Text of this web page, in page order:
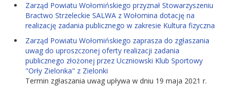
Zarząd Powiatu Wołomińskiego przyznał Stowarzyszeniu
Bractwo Strzeleckie SALWA z Wołomina dotację na
realizację zadania publicznego w zakresie Kultura fizyczna
Zarząd Powiatu Wołomińskiego zaprasza do zgłaszania
uwag do uproszczonej oferty realizacji zadania
publicznego złożonej przez Uczniowski Klub Sportowy
"Orły Zielonka" z Zielonki
Termin zgłaszania uwag upływa w dniu 19 maja 2021 r.